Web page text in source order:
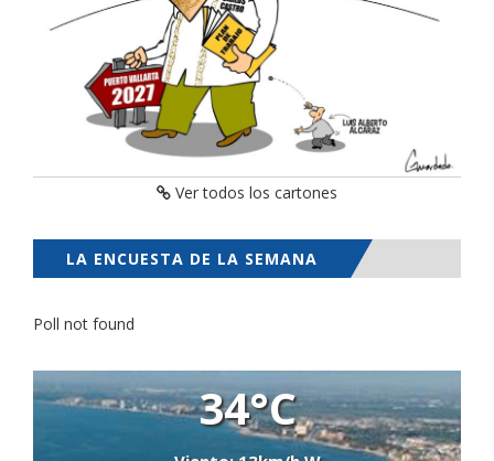
Ver todos los cartones
LA ENCUESTA DE LA SEMANA
Poll not found
34°C